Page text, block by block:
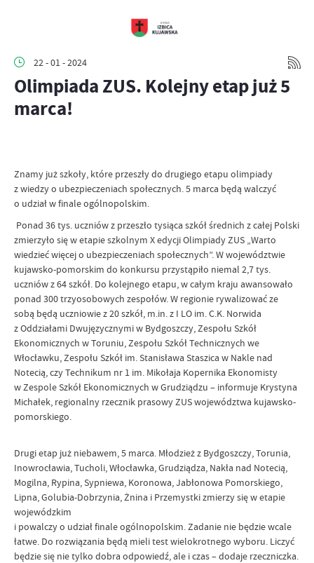
22 - 01 - 2024
Olimpiada ZUS. Kolejny etap już 5
marca!
Znamy już szkoły, które przeszły do drugiego etapu olimpiady
z wiedzy o ubezpieczeniach społecznych. 5 marca będą walczyć
o udział w finale ogólnopolskim.
Ponad 36 tys. uczniów z przeszło tysiąca szkół średnich z całej Polski
zmierzyło się w etapie szkolnym X edycji Olimpiady ZUS „Warto
wiedzieć więcej o ubezpieczeniach społecznych”. W województwie
kujawsko-pomorskim do konkursu przystąpiło niemal 2,7 tys.
uczniów z 64 szkół. Do kolejnego etapu, w całym kraju awansowało
ponad 300 trzyosobowych zespołów. W regionie rywalizować ze
sobą będą uczniowie z 20 szkół, m.in. z I LO im. C.K. Norwida
z Oddziałami Dwujęzycznymi w Bydgoszczy, Zespołu Szkół
Ekonomicznych w Toruniu, Zespołu Szkół Technicznych we
Włocławku, Zespołu Szkół im. Stanisława Staszica w Nakle nad
Notecią, czy Technikum nr 1 im. Mikołaja Kopernika Ekonomisty
w Zespole Szkół Ekonomicznych w Grudziądzu – informuje Krystyna
Michałek, regionalny rzecznik prasowy ZUS województwa kujawsko-
pomorskiego.
Drugi etap już niebawem, 5 marca. Młodzież z Bydgoszczy, Torunia,
Inowrocławia, Tucholi, Włocławka, Grudziądza, Nakła nad Notecią,
Mogilna, Rypina, Sypniewa, Koronowa, Jabłonowa Pomorskiego,
Lipna, Golubia-Dobrzynia, Żnina i Przemystki zmierzy się w etapie
wojewódzkim
i powalczy o udział finale ogólnopolskim. Zadanie nie będzie wcale
łatwe. Do rozwiązania będą mieli test wielokrotnego wyboru. Liczyć
będzie się nie tylko dobra odpowiedź, ale i czas – dodaje rzeczniczka.